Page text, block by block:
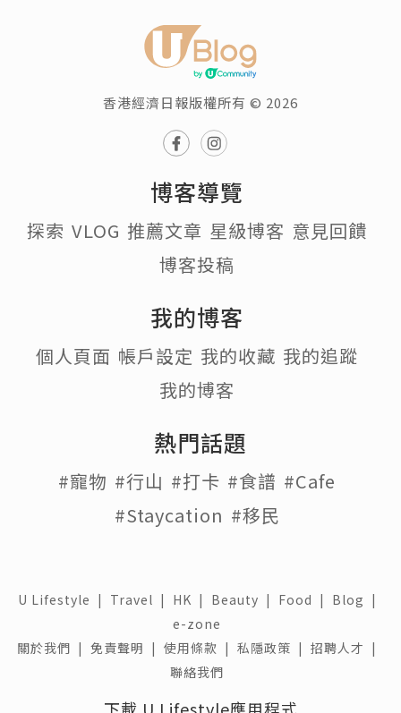
香港經濟日報版權所有 © 2026
博客導覽
探索 VLOG 推薦文章 星級博客 意見回饋
博客投稿
我的博客
個人頁面 帳戶設定 我的收藏 我的追蹤
我的博客
熱門話題
#寵物 #行山 #打卡 #食譜 #Cafe
#Staycation #移民
U Lifestyle | Travel | HK | Beauty | Food | Blog |
e-zone
關於我們 | 免責聲明 | 使用條款 | 私隱政策 | 招聘人才 |
聯絡我們
下載 U Lifestyle應用程式